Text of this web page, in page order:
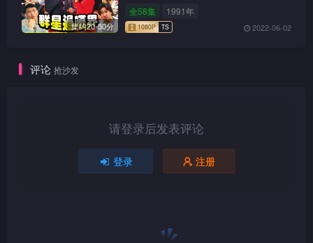
1080P TS
集约20-50分
全58集 1991年
2022-06-02
评论 抢沙发
请登录后发表评论
登录 注册